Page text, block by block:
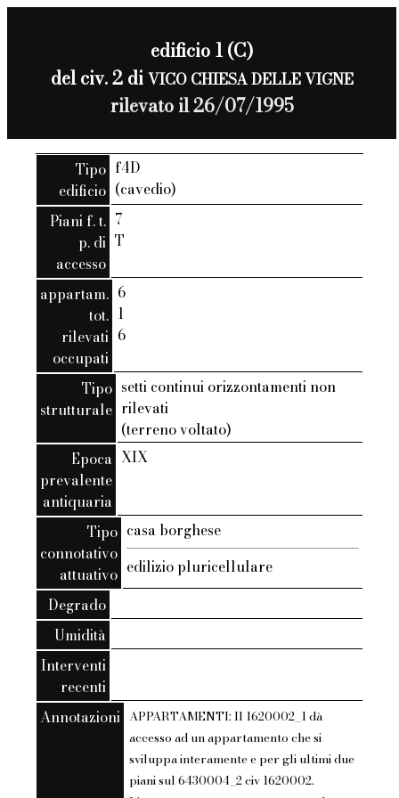
edificio 1 (C)
del civ. 2 diVICO CHIESA DELLE VIGNE
rilevato il 26/07/1995
Tipo
edificio
f4D
(cavedio)
Piani f. t.
p. di
accesso
7
T
appartam.
tot.
rilevati
occupati
6
1
6
Tipo
strutturale
setti continui orizzontamenti non
rilevati
(terreno voltato)
Epoca
prevalente
antiquaria
XIX
Tipo
connotativo
attuativo
casa borghese
edilizio pluricellulare
Degrado
Umidità
Interventi
recenti
Annotazioni APPARTAMENTI: Il 1620002_1 dà
accesso ad un appartamento che si
sviluppa interamente e per gli ultimi due
piani sul 6430004_2 civ 1620002.